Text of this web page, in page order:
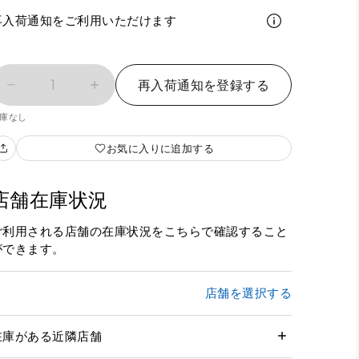
入荷通知をご利用いただけます
1 再入荷通知を登録する
なし
お気に入りに追加する
舗在庫状況
利用される店舗の在庫状況をこちらで確認すること
きます。
店舗を選択する
庫がある近隣店舗